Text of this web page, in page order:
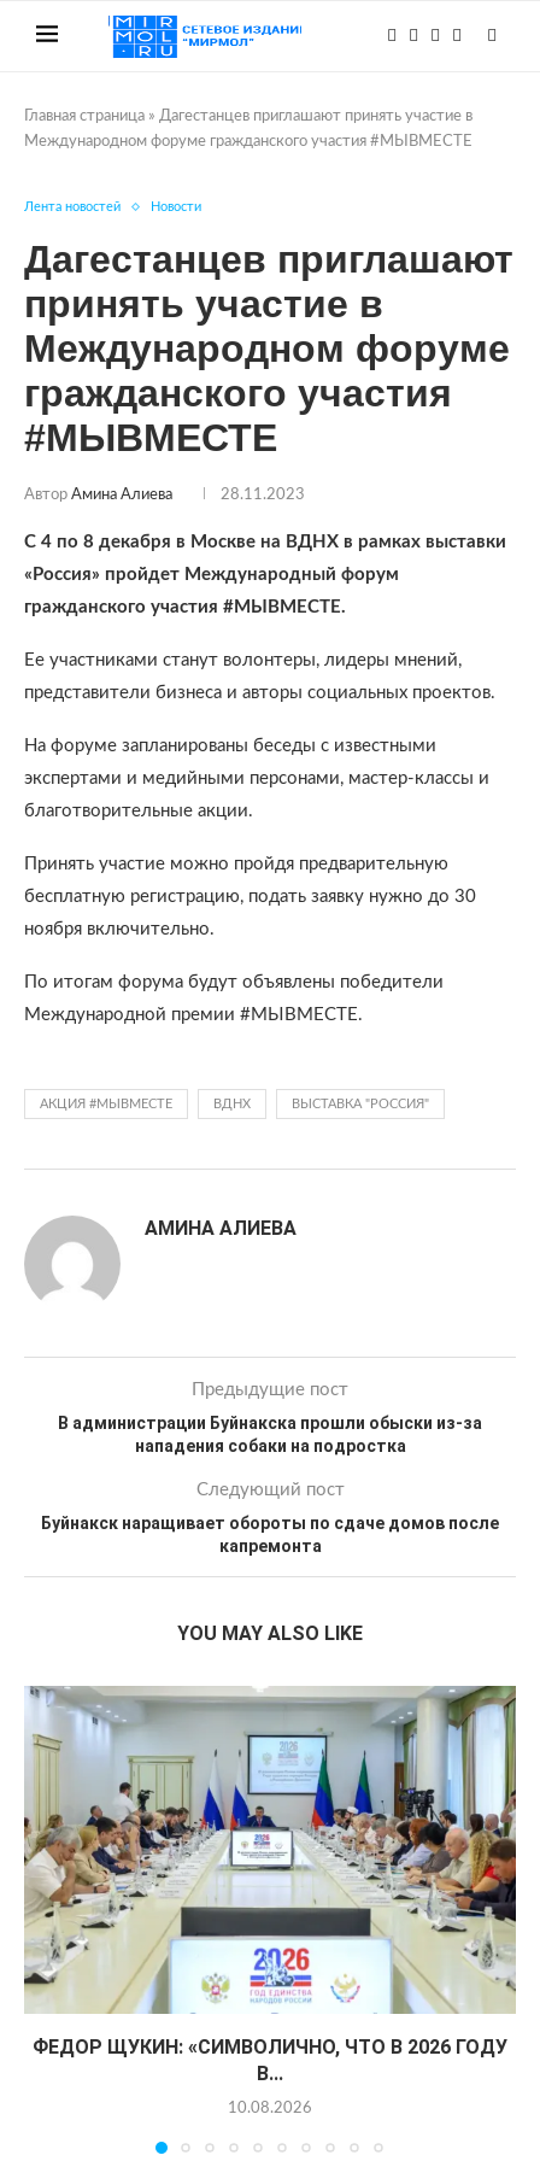
Главная страница » Дагестанцев приглашают принять участие в
Международном форуме гражданского участия #МЫВМЕСТЕ
Лента новостей Новости
Дагестанцев приглашают
принять участие в
Международном форуме
гражданского участия
#МЫВМЕСТЕ
Автор Амина Алиева 28.11.2023
С 4 по 8 декабря в Москве на ВДНХ в рамках выставки
«Россия» пройдет Международный форум
гражданского участия #МЫВМЕСТЕ.
Ее участниками станут волонтеры, лидеры мнений,
представители бизнеса и авторы социальных проектов.
На форуме запланированы беседы с известными
экспертами и медийными персонами, мастер-классы и
благотворительные акции.
Принять участие можно пройдя предварительную
бесплатную регистрацию, подать заявку нужно до 30
ноября включительно.
По итогам форума будут объявлены победители
Международной премии #МЫВМЕСТЕ.
АКЦИЯ #МЫВМЕСТЕ ВДНХ ВЫСТАВКА "РОССИЯ"
АМИНА АЛИЕВА
Предыдущие пост
В администрации Буйнакска прошли обыски из-за
нападения собаки на подростка
Следующий пост
Буйнакск наращивает обороты по сдаче домов после
капремонта
YOU MAY ALSO LIKE
ФЕДОР ЩУКИН: «СИМВОЛИЧНО, ЧТО В 2026 ГОДУ
В...
10.08.2026